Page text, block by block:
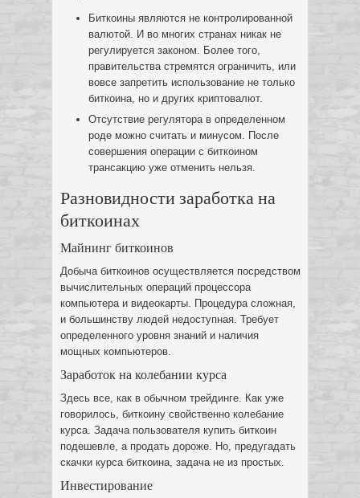
Биткоины являются не контролированной
валютой. И во многих странах никак не
регулируется законом. Более того,
правительства стремятся ограничить, или
вовсе запретить использование не только
биткоина, но и других криптовалют.
Отсутствие регулятора в определенном
роде можно считать и минусом. После
совершения операции с биткоином
трансакцию уже отменить нельзя.
Разновидности заработка на
биткоинах
Майнинг биткоинов
Добыча биткоинов осуществляется посредством
вычислительных операций процессора
компьютера и видеокарты. Процедура сложная,
и большинству людей недоступная. Требует
определенного уровня знаний и наличия
мощных компьютеров.
Заработок на колебании курса
Здесь все, как в обычном трейдинге. Как уже
говорилось, биткоину свойственно колебание
курса. Задача пользователя купить биткоин
подешевле, а продать дороже. Но, предугадать
скачки курса биткоина, задача не из простых.
Инвестирование